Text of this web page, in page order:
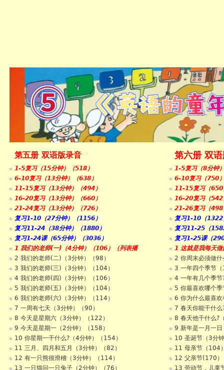
第五册 双语版录音
1-5复习（15分钟）（518）
6-10复习（13分钟）（638）
11-15复习（13分钟）（494）
16-20复习（13分钟）（660）
21-24复习（13分钟）（726）
复习1-10（27分钟）（1156）
复习11-24（38分钟）（1880）
复习1-24课（65分钟）（3036）
1 我们的老师(一)（4分钟）（106）（列表播
2 我们的老师(二)（3分钟）（98）
3 我们的老师(三)（3分钟）（104）
4 我们的老师(四)（3分钟）（106）
5 我们的老师(五)（3分钟）（104）
6 我们的老师(六)（3分钟）（114）
7 一周有七天（3分钟）（90）
8 今天是星期六（3分钟）（122）
9 今天是星期一（2分钟）（158）
10 你星期一干什么?（4分钟）（154）
11 三月、四月和五月（3分钟）（82）
12 有一只熊很滑稽（3分钟）（114）
13 一只猫问一只兔子（2分钟）（76）
第六册 双
1-5复习（8分钟
6-10复习（750
11-15复习（650
16-20复习（542
21-26复习（498
复习1-10（1322
复习11-25（
复习1-25课（
1 这就是我每天
2 你周末必须做
3 一年四个季节
4 一年有几个季
5 你最喜欢哪个
6 你为什么最喜
7 春天你能干什
8 春天他干什么?
9 新年是一月一
10 圣诞节（3分
11 母亲节（104
12 父亲节(170）
13 劳动节，儿童